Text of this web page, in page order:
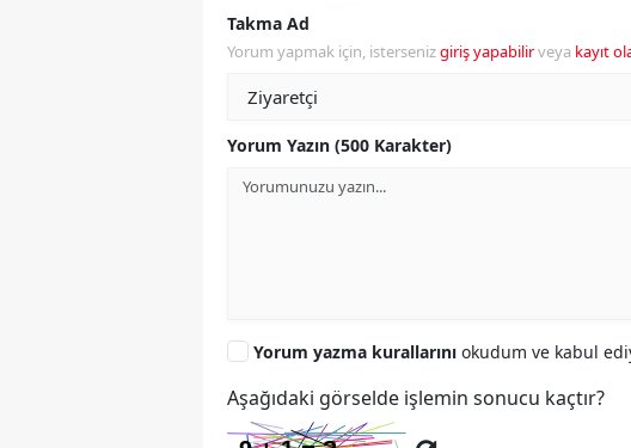
Takma Ad
Yorum yapmak için, istersenizgiriş yapabilirveya kayıt
Yorum Yazın (500 Karakter)
Yorum yazma kurallarını okudum ve kabul
Aşağıdaki görselde işlemin sonucu kaçtır?